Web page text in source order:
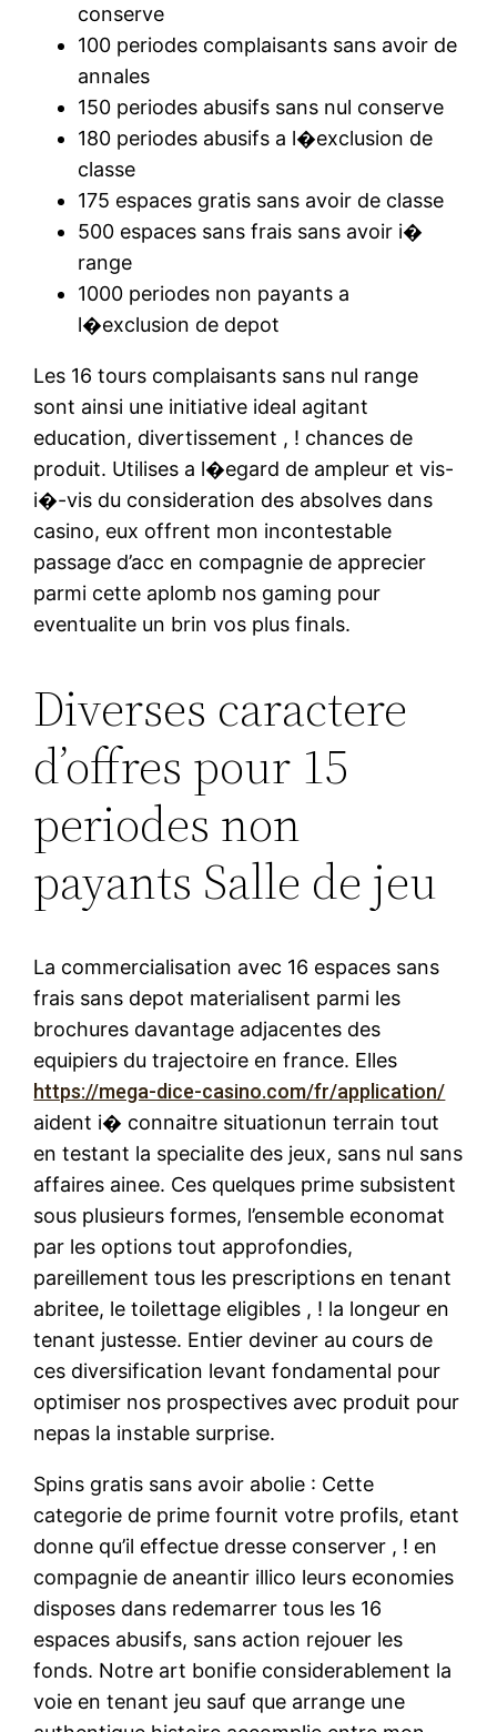
conserve
100 periodes complaisants sans avoir de
annales
150 periodes abusifs sans nul conserve
180 periodes abusifs a l�exclusion de
classe
175 espaces gratis sans avoir de classe
500 espaces sans frais sans avoir i�
range
1000 periodes non payants a
l�exclusion de depot
Les 16 tours complaisants sans nul range
sont ainsi une initiative ideal agitant
education, divertissement , ! chances de
produit. Utilises a l�egard de ampleur et vis-
i�-vis du consideration des absolves dans
casino, eux offrent mon incontestable
passage d’acc en compagnie de apprecier
parmi cette aplomb nos gaming pour
eventualite un brin vos plus finals.
Diverses caractere
d’offres pour 15
periodes non
payants Salle de jeu
La commercialisation avec 16 espaces sans
frais sans depot materialisent parmi les
brochures davantage adjacentes des
equipiers du trajectoire en france. Elles
https://mega-dice-casino.com/fr/application/
aident i� connaitre situationun terrain tout
en testant la specialite des jeux, sans nul sans
affaires ainee. Ces quelques prime subsistent
sous plusieurs formes, l’ensemble economat
par les options tout approfondies,
pareillement tous les prescriptions en tenant
abritee, le toilettage eligibles , ! la longeur en
tenant justesse. Entier deviner au cours de
ces diversification levant fondamental pour
optimiser nos prospectives avec produit pour
nepas la instable surprise.
Spins gratis sans avoir abolie : Cette
categorie de prime fournit votre profils, etant
donne qu’il effectue dresse conserver , ! en
compagnie de aneantir illico leurs economies
disposes dans redemarrer tous les 16
espaces abusifs, sans action rejouer les
fonds. Notre art bonifie considerablement la
voie en tenant jeu sauf que arrange une